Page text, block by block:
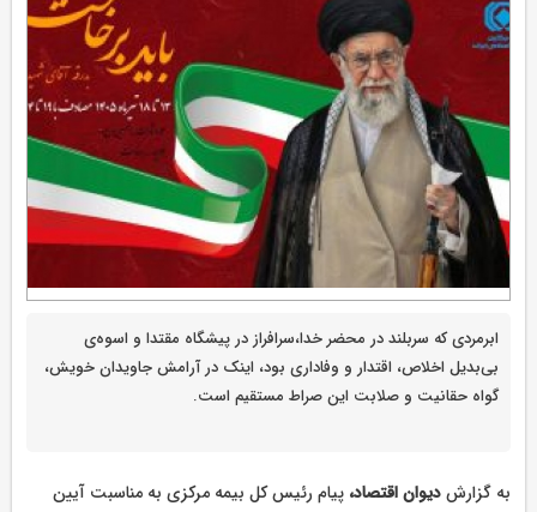
ابرمردی که سربلند در محضر خدا،سرافراز در پیشگاه مقتدا و اسوه‌ی
بی‌بدیل اخلاص، اقتدار و وفاداری بود، اینک در آرامش جاویدان خویش،
گواه حقانیت و صلابت این صراط مستقیم است.
به گزارشدیوان اقتصاد، پیام رئیس کل بیمه مرکزی به مناسبت آیین